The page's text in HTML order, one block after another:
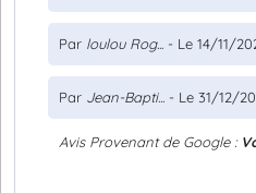
Par loulou Rog... - Le 14/11/
Par Jean-Bapti... - Le 31/12/
Avis Provenant de Google :